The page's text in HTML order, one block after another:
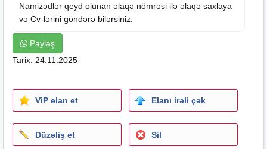
Namizədlər qeyd olunan əlaqə nömrəsi ilə əlaqə saxlaya
və Cv-lərini göndərə bilərsiniz.
Paylaş
Tarix: 24.11.2025
ViP elan et Elanı irəli çək
Düzəliş et Sil